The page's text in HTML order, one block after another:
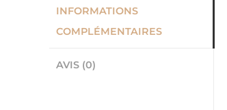
INFORMATIONS
COMPLÉMENTAIRES
AVIS (0)